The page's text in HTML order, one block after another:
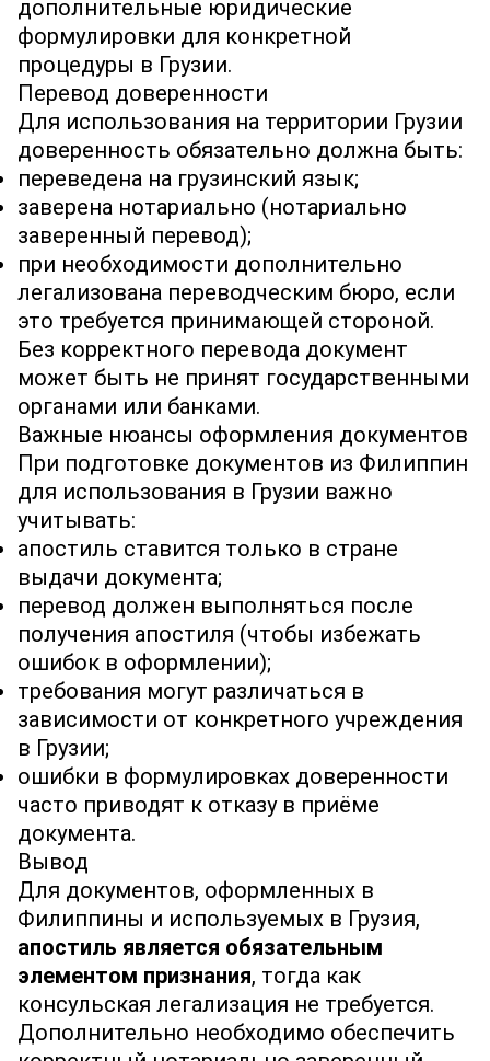
дополнительные юридические
формулировки для конкретной
процедуры в Грузии.
Перевод доверенности
Для использования на территории Грузии
доверенность обязательно должна быть:
переведена на грузинский язык;
заверена нотариально (нотариально
заверенный перевод);
при необходимости дополнительно
легализована переводческим бюро, если
это требуется принимающей стороной.
Без корректного перевода документ
может быть не принят государственными
органами или банками.
Важные нюансы оформления документов
При подготовке документов из Филиппин
для использования в Грузии важно
учитывать:
апостиль ставится только в стране
выдачи документа;
перевод должен выполняться после
получения апостиля (чтобы избежать
ошибок в оформлении);
требования могут различаться в
зависимости от конкретного учреждения
в Грузии;
ошибки в формулировках доверенности
часто приводят к отказу в приёме
документа.
Вывод
Для документов, оформленных в
Филиппины и используемых в Грузия,
апостиль является обязательным
элементом признания, тогда как
консульская легализация не требуется.
Дополнительно необходимо обеспечить